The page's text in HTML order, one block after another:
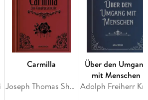
mehrmals verfilmt und gilt als
Kultes
heißt Fehler begehen.' (H. G. Wells)
an, was für einen Hut man auf dem
was für einen Kopf unter dem Hut.' H.
Carmilla
Joseph Thomas Sheridan Le Fanu
Über den Umgang
mit Menschen